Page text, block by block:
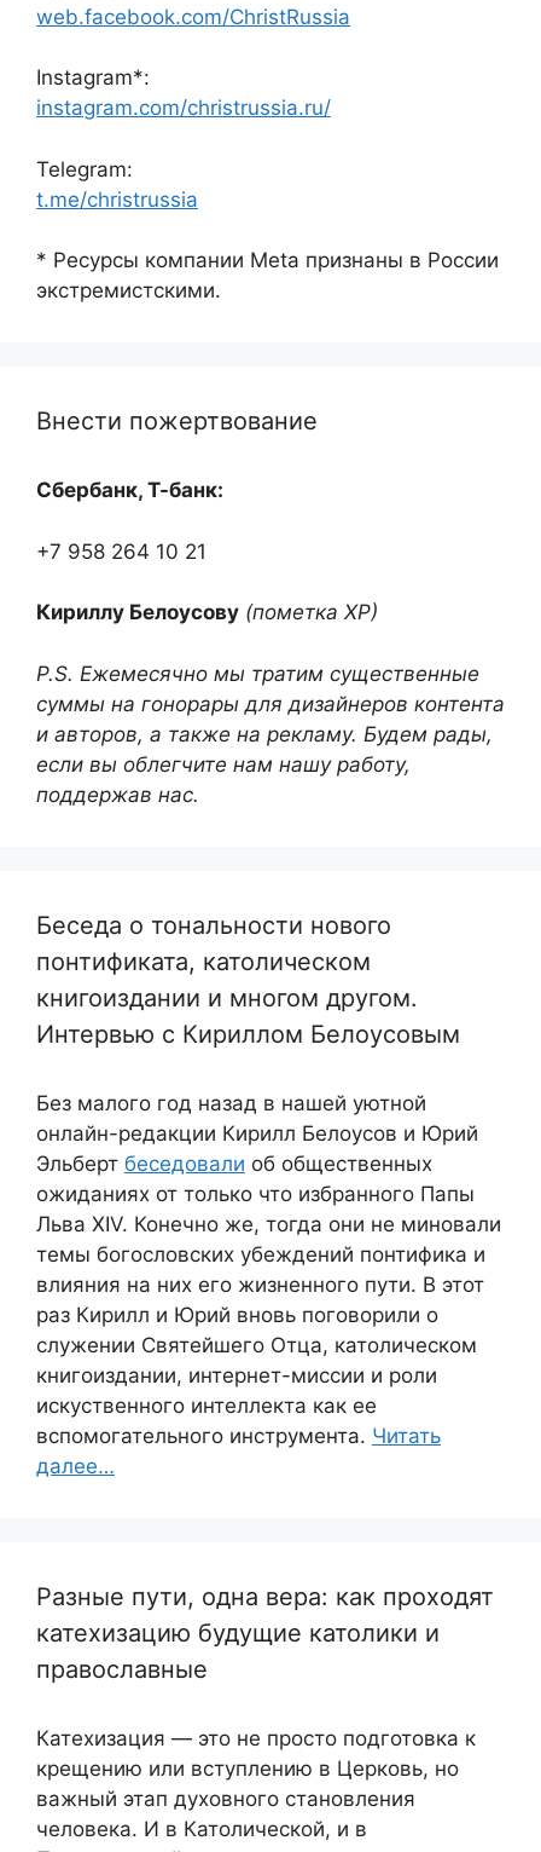
web.facebook.com/ChristRussia
Instagram*:
instagram.com/christrussia.ru/
Telegram:
t.me/christrussia
* Ресурсы компании Meta признаны в России
экстремистскими.
Внести пожертвование
Сбербанк, Т-банк:
+7 958 264 10 21
Кириллу Белоусову (пометка ХР)
P.S. Ежемесячно мы тратим существенные
суммы на гонорары для дизайнеров контента
и авторов, а также на рекламу. Будем рады,
если вы облегчите нам нашу работу,
поддержав нас.
Беседа о тональности нового
понтификата, католическом
книгоиздании и многом другом.
Интервью с Кириллом Белоусовым
Без малого год назад в нашей уютной
онлайн-редакции Кирилл Белоусов и Юрий
Эльберт беседовали об общественных
ожиданиях от только что избранного Папы
Льва XIV. Конечно же, тогда они не миновали
темы богословских убеждений понтифика и
влияния на них его жизненного пути. В этот
раз Кирилл и Юрий вновь поговорили о
служении Святейшего Отца, католическом
книгоиздании, интернет-миссии и роли
искуственного интеллекта как ее
вспомогательного инструмента. Читать
далее…
Разные пути, одна вера: как проходят
катехизацию будущие католики и
православные
Катехизация — это не просто подготовка к
крещению или вступлению в Церковь, но
важный этап духовного становления
человека. И в Католической, и в